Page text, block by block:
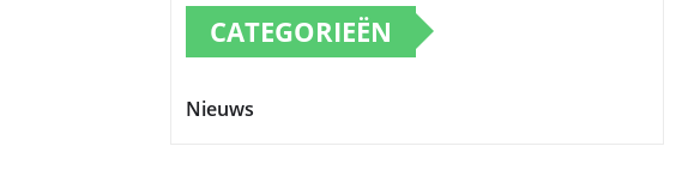
CATEGORIEËN
Nieuws